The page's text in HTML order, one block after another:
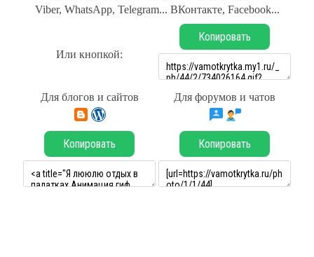
Viber, WhatsApp, Telegram... ВКонтакте, Facebook...
Или кнопкой:
Копировать
Для блогов и сайтов Для форумов и чатов
Копировать Копировать